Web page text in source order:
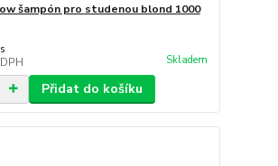
šampón pro studenou blond 1000
Skladem
Přidat do košíku